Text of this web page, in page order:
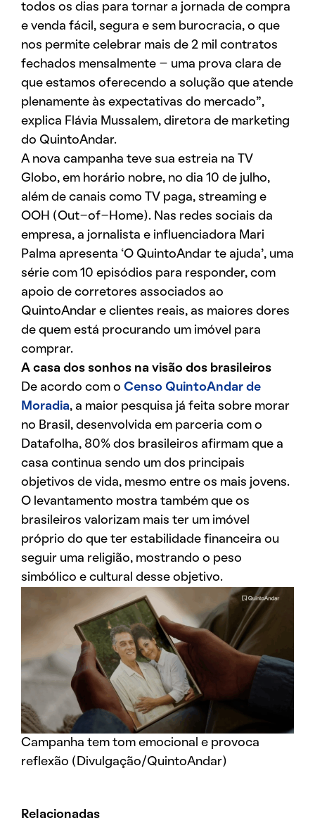
todos os dias para tornar a jornada de compra
e venda fácil, segura e sem burocracia, o que
nos permite celebrar mais de 2 mil contratos
fechados mensalmente – uma prova clara de
que estamos oferecendo a solução que atende
plenamente às expectativas do mercado”,
explica Flávia Mussalem, diretora de marketing
do QuintoAndar.
A nova campanha teve sua estreia na TV
Globo, em horário nobre, no dia 10 de julho,
além de canais como TV paga, streaming e
OOH (Out-of-Home). Nas redes sociais da
empresa, a jornalista e influenciadora Mari
Palma apresenta ‘O QuintoAndar te ajuda’, uma
série com 10 episódios para responder, com
apoio de corretores associados ao
QuintoAndar e clientes reais, as maiores dores
de quem está procurando um imóvel para
comprar.
A casa dos sonhos na visão dos brasileiros
De acordo com o Censo QuintoAndar de
Moradia, a maior pesquisa já feita sobre morar
no Brasil, desenvolvida em parceria com o
Datafolha, 80% dos brasileiros afirmam que a
casa continua sendo um dos principais
objetivos de vida, mesmo entre os mais jovens.
O levantamento mostra também que os
brasileiros valorizam mais ter um imóvel
próprio do que ter estabilidade financeira ou
seguir uma religião, mostrando o peso
simbólico e cultural desse objetivo.
Campanha tem tom emocional e provoca
reflexão (Divulgação/QuintoAndar)
Relacionadas